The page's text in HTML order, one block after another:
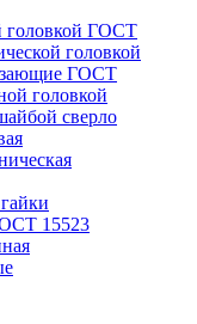
головкой ГОСТ
головкой
ГОСТ
головкой
сверло
15523